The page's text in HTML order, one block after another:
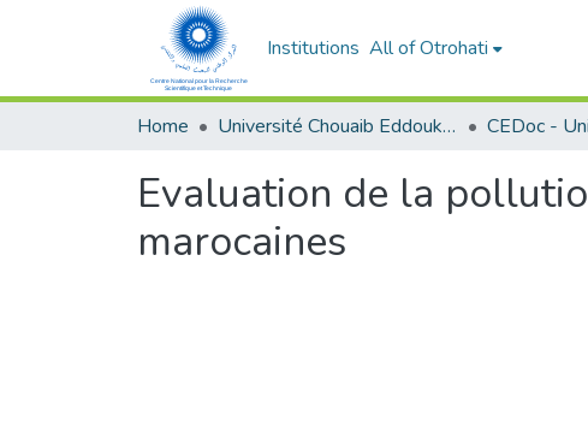
Institutions All of Otrohati
Home Université Chouaib Eddoukali - El Jadida
Evaluation de la
marocaines